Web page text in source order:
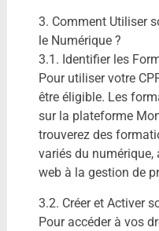
3. Comment Utiliser
le Numérique ?
3.1. Identifier les
Pour utiliser votre
être éligible. Les
sur la plateforme
trouverez des
variés du
web à la gestion de
3.2. Créer et Activer
Pour accéder à vos